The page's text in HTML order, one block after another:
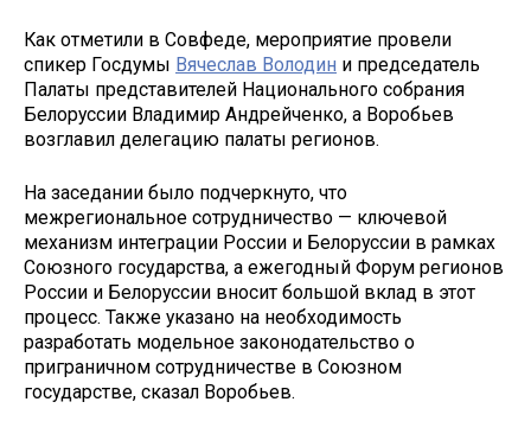
Как отметили в Совфеде, мероприятие провели
спикер Госдумы Вячеслав Володин и председатель
Палаты представителей Национального собрания
Белоруссии Владимир Андрейченко, а Воробьев
возглавил делегацию палаты регионов.
На заседании было подчеркнуто, что
межрегиональное сотрудничество — ключевой
механизм интеграции России и Белоруссии в рамках
Союзного государства, а ежегодный Форум регионов
России и Белоруссии вносит большой вклад в этот
процесс. Также указано на необходимость
разработать модельное законодательство о
приграничном сотрудничестве в Союзном
государстве, сказал Воробьев.